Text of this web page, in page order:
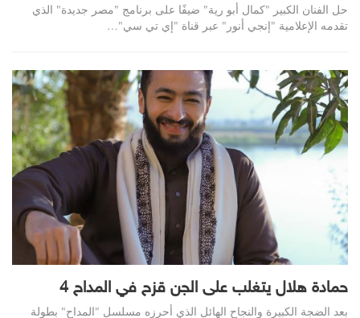
حل الفنان الكبير "كمال أبو رية" ضيفًا على برنامج "مصر جديدة" الذي
تقدمه الإعلامية "إنجي أنور" عبر قناة "إي تي سي"…
حمادة هلال يتغلب على الجن قزح في المداح 4
بعد الضجة الكبيرة والنجاح الهائل الذي أحرزه مسلسل "المداح" بطولة